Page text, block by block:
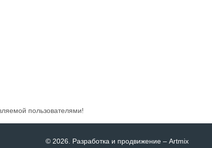
пользователями!
© 2026 . Разработка и продвижение – Artmix